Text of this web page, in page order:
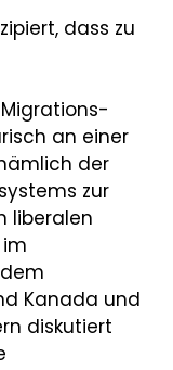
dass zu
an einer
der
zur
liberalen
Kanada und
diskutiert